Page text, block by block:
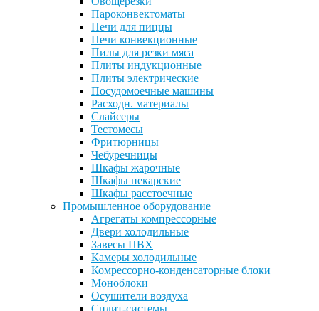
Пароконвектоматы
Печи для пиццы
Печи конвекционные
Пилы для резки мяса
Плиты индукционные
Плиты электрические
Посудомоечные машины
Расходн. материалы
Слайсеры
Тестомесы
Фритюрницы
Чебуречницы
Шкафы жарочные
Шкафы пекарские
Шкафы расстоечные
Промышленное оборудование
Агрегаты компрессорные
Двери холодильные
Завесы ПВХ
Камеры холодильные
Комрессорно-конденсаторные блоки
Моноблоки
Осушители воздуха
Сплит-системы